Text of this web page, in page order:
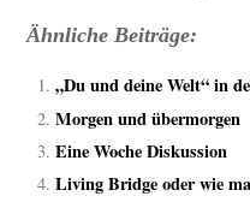
Ähnliche Beiträge:
„Du und deine Welt“ in
Morgen und übermorgen
Eine Woche Diskussion
Living Bridge oder wie